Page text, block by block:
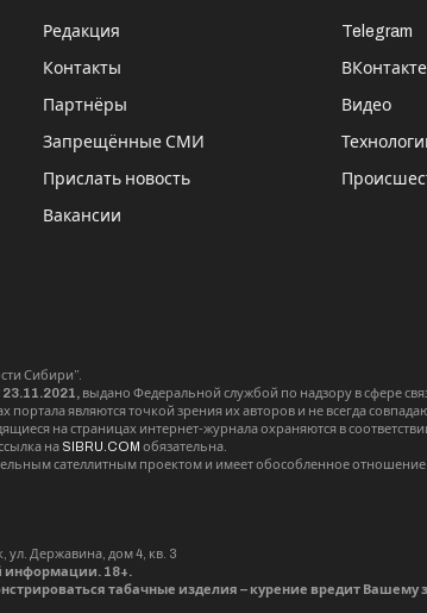
Редакция
Контакты
Партнёры
Запрещённые СМИ
Прислать новость
Вакансии
Telegram
ВКонтакте
Видео
Сибири”.
выдано Федеральной службой по надзору в сфере
являются точкой зрения их авторов и не всегда
на страницах интернет-журнала охраняются в
на SIBRU.COM обязательна.
сателлитным проектом и имеет обособленное
ул. Державина, дом 4, кв. 3
информации. 18+.
табачные изделия – курение вредит Вашему